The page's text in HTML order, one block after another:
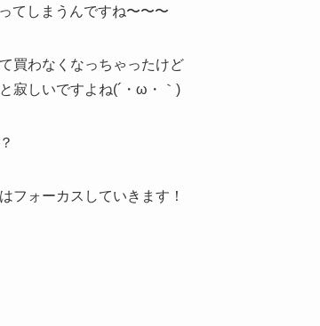
てしまうんですね〜〜〜
買わなくなっちゃったけど
寂しいですよね(´・ω・｀)
フォーカスしていきます！